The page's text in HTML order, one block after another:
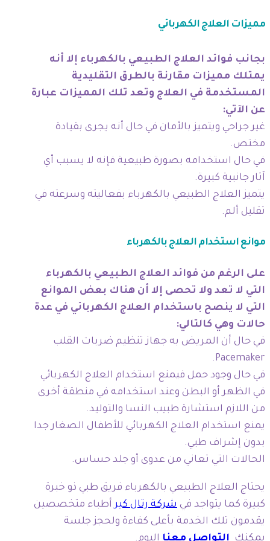
مميزات العلاج الكهربائي
بجانب فوائد العلاج الطبيعي بالكهرباء إلا أنه
يمتلك مميزات مقارنة بالطرق التقليدية
المستخدمة في العلاج وتعد تلك المميزات عبارة
عن الآتي:
غير جراحي ويتميز بالأمان في حال أنه يجرى بقيادة
مختص.
في حال استخدامه بصورة طبيعية فإنه لا يسبب أي
آثار جانبية كبيرة.
يتميز العلاج الطبيعي بالكهرباء بفعاليته وسرعته في
تقليل ألم.
موانع استخدام العلاج بالكهرباء
على الرغم من فوائد العلاج الطبيعي بالكهرباء
التي لا تعد ولا تحصى إلا أن هناك بعض الموانع
التي لا ينصح باستخدام العلاج الكهربائي في عدة
حالات وهي كالتالي:
في حال أن المريض به جهاز تنظيم ضربات القلب
Pacemaker.
في حال وجود حمل فيمنع استخدام العلاج الكهربائي
في الظهر أو البطن وعند استخدامه في منطقة أخرى
من اللازم استشارة طبيب النسا والتوليد.
يمنع استخدام العلاج الكهربائي للأطفال الصغار جدا
بدون إشراف طبي.
الحالات التي تعاني من عدوى أو جلد حساس.
يحتاج العلاج الطبيعي بالكهرباء فريق طبي ذو خبرة
كبيرة كما يتواجد في شركة رتال كيرأطباء متخصصين
يقدمون تلك الخدمة بأعلى كفاءة ولحجز جلسة
يمكنك التواصل معنا اليوم.